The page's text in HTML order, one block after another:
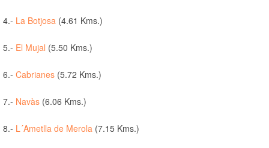
4.- La Botjosa (4.61 Kms.)
5.- El Mujal (5.50 Kms.)
6.- Cabrianes (5.72 Kms.)
7.- Navàs (6.06 Kms.)
8.- L´Ametlla de Merola (7.15 Kms.)